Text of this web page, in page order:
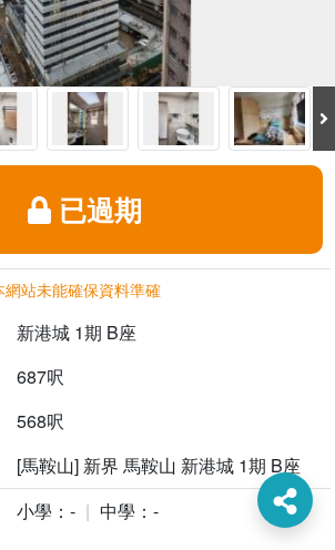
已過期
站未能確保資料準確
新港城 1期 B座
687呎
568呎
[馬鞍山] 新界 馬鞍山 新港城 1期 B座
小學：-
中學：-